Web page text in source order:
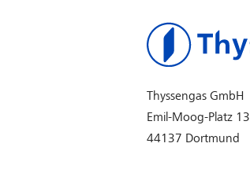
Thyssengas GmbH
Emil-Moog-Platz 13
44137 Dortmund